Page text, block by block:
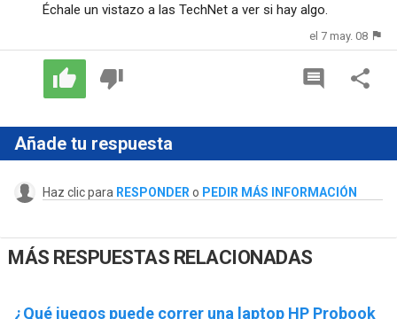
Échale un vistazo a las TechNet a ver si hay algo.
el 7 may. 08
Añade tu respuesta
Haz clic para RESPONDER o PEDIR MÁS INFORMACIÓN
MÁS RESPUESTAS RELACIONADAS
¿Qué juegos puede correr una laptop HP Probook